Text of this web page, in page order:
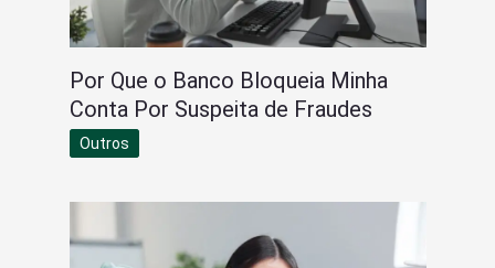
Por Que o Banco Bloqueia Minha
Conta Por Suspeita de Fraudes
Outros